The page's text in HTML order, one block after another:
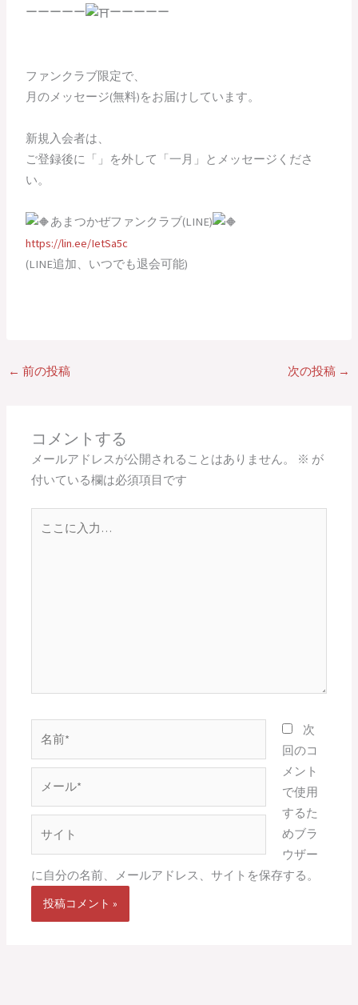
ーーーーー ーーーーー
ファンクラブ限定で、
月のメッセージ(無料)をお届けしています。
新規入会者は、
ご登録後に「」を外して「一月」とメッセージくださ
い。
あまつかぜファンクラブ(LINE)
https://lin.ee/IetSa5c
(LINE追加、いつでも退会可能)
← 前の投稿 次の投稿 →
コメントする
メールアドレスが公開されることはありません。 ※ が
付いている欄は必須項目です
*
ル
次
回のコ
メント
で使用
するた
めブラ
ウザー
に自分の名前、メールアドレス、サイトを保存する。